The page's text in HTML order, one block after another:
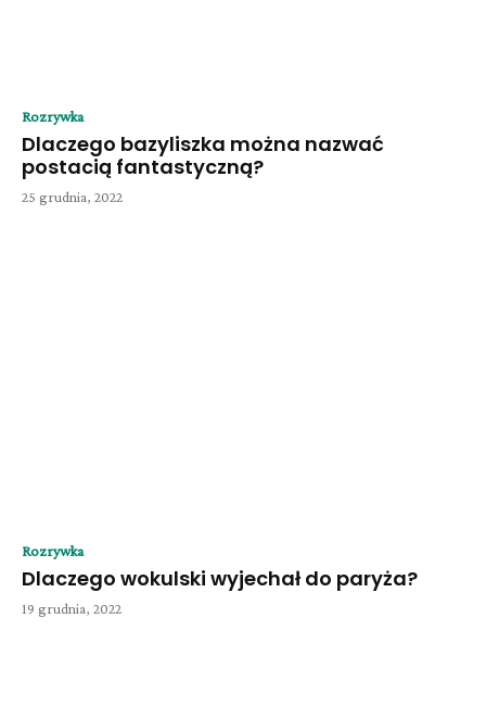
Rozrywka
Dlaczego bazyliszka można nazwać
postacią fantastyczną?
25 grudnia, 2022
Rozrywka
Dlaczego wokulski wyjechał do paryża?
19 grudnia, 2022